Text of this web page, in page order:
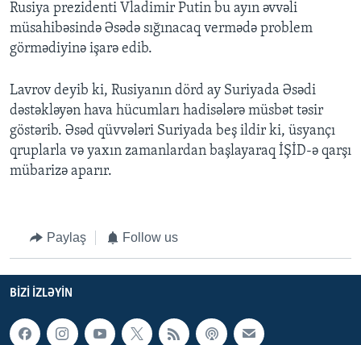
Rusiya prezidenti Vladimir Putin bu ayın əvvəli
müsahibəsində Əsədə sığınacaq vermədə problem
görmədiyinə işarə edib.
Lavrov deyib ki, Rusiyanın dörd ay Suriyada Əsədi
dəstəkləyən hava hücumları hadisələrə müsbət təsir
göstərib. Əsəd qüvvələri Suriyada beş ildir ki, üsyançı
qruplarla və yaxın zamanlardan başlayaraq İŞİD-ə qarşı
mübarizə aparır.
Paylaş Follow us
BIZI IZLƏYIN